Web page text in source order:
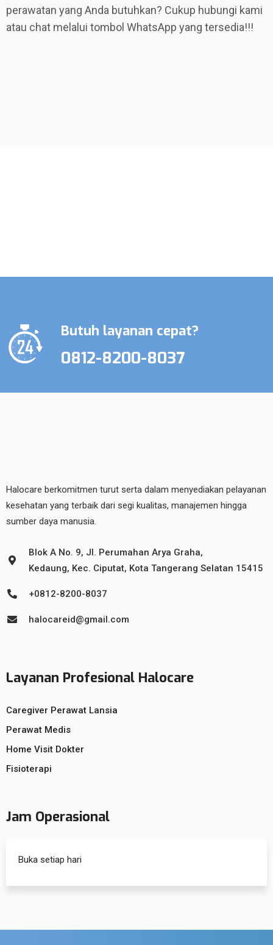
perawatan yang Anda butuhkan? Cukup hubungi kami
atau chat melalui tombol WhatsApp yang tersedia!!!
Butuh layanan cepat?
0812-8200-8037
Halocare berkomitmen turut serta dalam menyediakan pelayanan
kesehatan yang terbaik dari segi kualitas, manajemen hingga
sumber daya manusia.
Blok A No. 9, Jl. Perumahan Arya Graha,
Kedaung, Kec. Ciputat, Kota Tangerang Selatan 15415
+0812-8200-8037
halocareid@gmail.com
Layanan Profesional Halocare
Caregiver Perawat Lansia
Perawat Medis
Home Visit Dokter
Fisioterapi
Jam Operasional
Buka setiap hari